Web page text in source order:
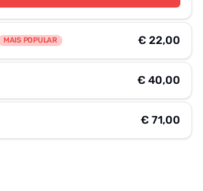
MAIS POPULAR € 22,00
€ 40,00
€ 71,00